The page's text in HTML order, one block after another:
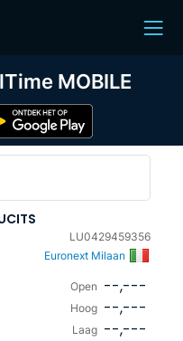
LU0429459356
Euronext Milaan
Open --,---
Hoog --,---
Laag --,---
MOBILE